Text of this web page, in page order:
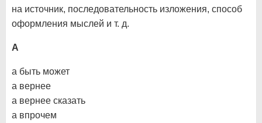
на источник, последовательность изложения, способ
оформления мыслей и т. д.
А
а быть может
а вернее
а вернее сказать
а впрочем